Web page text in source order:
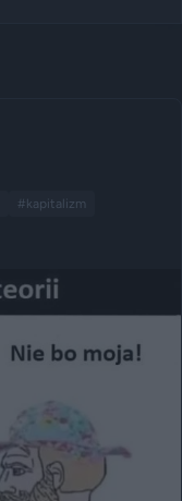
#kapitalizm